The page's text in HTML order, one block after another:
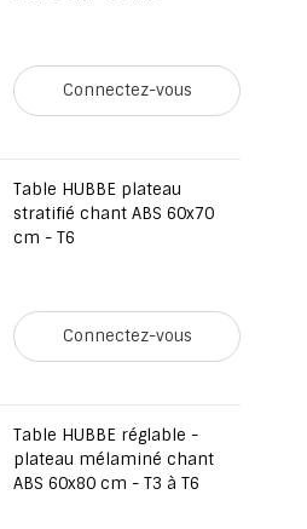
Connectez-vous
Table HUBBE plateau
stratifié chant ABS 60x70
cm - T6
Connectez-vous
Table HUBBE réglable -
plateau mélaminé chant
ABS 60x80 cm - T3 à T6